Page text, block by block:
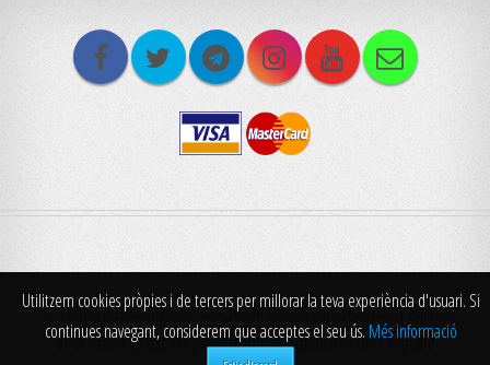
Utilitzem cookies pròpies i de tercers per millorar la teva experiència d'usuari. Si
continues navegant, considerem que acceptes el seu ús. Més informació
© Centre Excursionista 2x2 Santpedor. Tots els drets reservats. |Politica
de privacitat| Disseny i programació: Bernat Bozzo i Oriol Reguant